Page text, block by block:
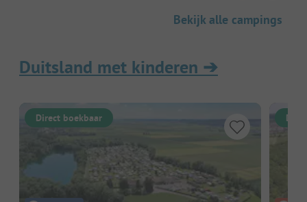
Bekijk alle campings
Duitsland met kinderen ➔
Direct boekbaar